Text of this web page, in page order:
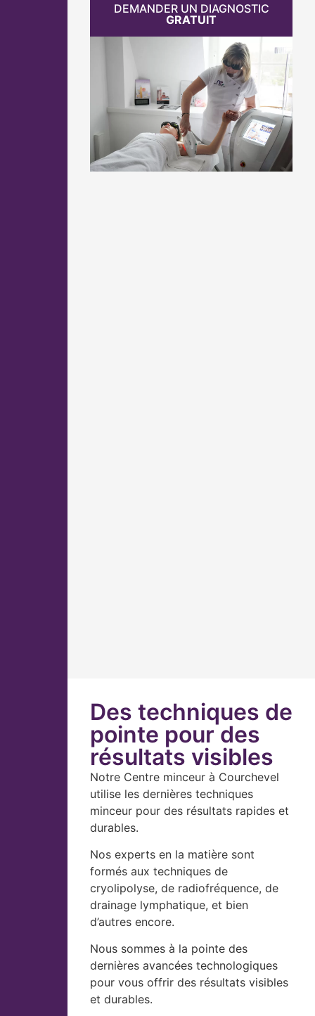
DEMANDER UN DIAGNOSTIC
GRATUIT
Des techniques de
pointe pour des
résultats visibles
Notre Centre minceur à Courchevel
utilise les dernières techniques
minceur pour des résultats rapides et
durables.
Nos experts en la matière sont
formés aux techniques de
cryolipolyse, de radiofréquence, de
drainage lymphatique, et bien
d’autres encore.
Nous sommes à la pointe des
dernières avancées technologiques
pour vous offrir des résultats visibles
et durables.